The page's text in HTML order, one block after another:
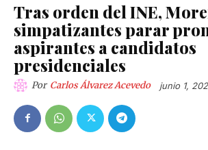
Tras orden del INE,
simpatizantes parar
aspirantes a candidatos
presidenciales
Por Carlos Álvarez Acevedo junio 1,